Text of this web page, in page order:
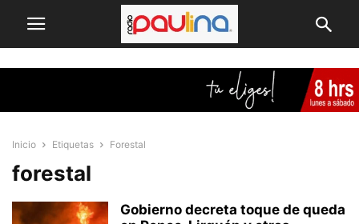
Inicio Etiquetas Forestal
forestal
Gobierno decreta toque de queda